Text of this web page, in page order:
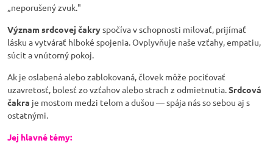
„neporušený zvuk."
Význam srdcovej čakryspočíva v schopnosti milovať, prijímať
lásku a vytvárať hlboké spojenia. Ovplyvňuje naše vzťahy, empatiu,
súcit a vnútorný pokoj.
Ak je oslabená alebo zablokovaná, človek môže pociťovať
uzavretosť, bolesť zo vzťahov alebo strach z odmietnutia.Srdcová
čakra je mostom medzi telom a dušou — spája nás so sebou aj s
ostatnými.
Jej hlavné témy: